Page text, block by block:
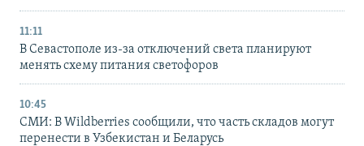
11:11
В Севастополе из-за отключений света планируют
менять схему питания светофоров
10:45
СМИ: В Wildberries сообщили, что часть складов могут
перенести в Узбекистан и Беларусь